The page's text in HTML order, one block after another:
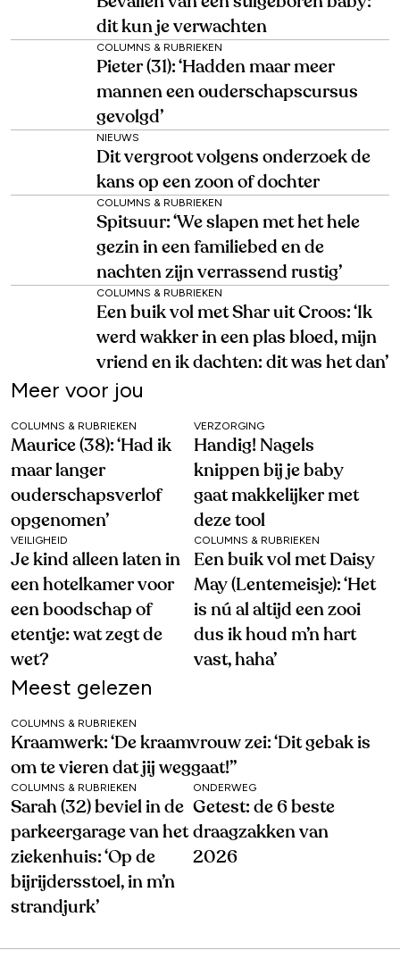
dit kun je verwachten
COLUMNS & RUBRIEKEN
Pieter (31): ‘Hadden maar meer
mannen een ouderschapscursus
gevolgd’
NIEUWS
Dit vergroot volgens onderzoek de
kans op een zoon of dochter
COLUMNS & RUBRIEKEN
Spitsuur: ‘We slapen met het hele
gezin in een familiebed en de
nachten zijn verrassend rustig’
COLUMNS & RUBRIEKEN
Een buik vol met Shar uit Croos: ‘Ik
werd wakker in een plas bloed, mijn
vriend en ik dachten: dit was het dan’
Meer voor jou
COLUMNS & RUBRIEKEN
Maurice (38): ‘Had ik
maar langer
ouderschapsverlof
opgenomen’
VERZORGING
Handig! Nagels
knippen bij je baby
gaat makkelijker met
deze tool
VEILIGHEID
Je kind alleen laten in
een hotelkamer voor
een boodschap of
etentje: wat zegt de
wet?
COLUMNS & RUBRIEKEN
Een buik vol met Daisy
May (Lentemeisje): ‘Het
is nú al altijd een zooi
dus ik houd m’n hart
vast, haha’
Meest gelezen
COLUMNS & RUBRIEKEN
Kraamwerk: ‘De kraamvrouw zei: ‘Dit gebak is
om te vieren dat jij weggaat!’’
COLUMNS & RUBRIEKEN
Sarah (32) beviel in de
parkeergarage van het
ziekenhuis: ‘Op de
bijrijdersstoel, in m’n
strandjurk’
ONDERWEG
Getest: de 6 beste
draagzakken van
2026